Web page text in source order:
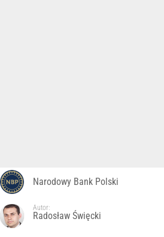
Narodowy Bank Polski
Autor:
Radosław Święcki